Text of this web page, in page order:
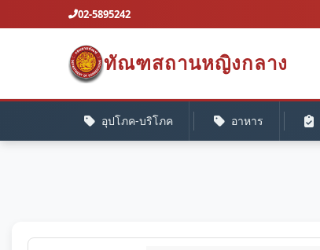
02-5895242
ทัณฑสถานหญิงกลาง
อุปโภค-บริโภค อาหาร